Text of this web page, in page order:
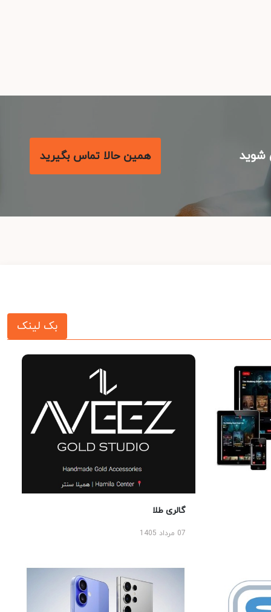
همین حالا تماس بگیرید
بک لینک
گالری طلا
07 مرداد 1405